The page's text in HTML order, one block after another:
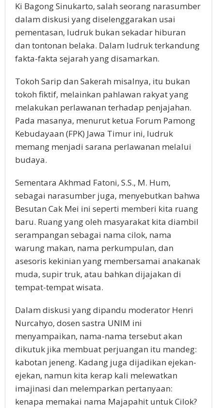
Ki Bagong Sinukarto, salah seorang narasumber
dalam diskusi yang diselenggarakan usai
pementasan, ludruk bukan sekadar hiburan
dan tontonan belaka. Dalam ludruk terkandung
fakta-fakta sejarah yang disamarkan.
Tokoh Sarip dan Sakerah misalnya, itu bukan
tokoh fiktif, melainkan pahlawan rakyat yang
melakukan perlawanan terhadap penjajahan.
Pada masanya, menurut ketua Forum Pamong
Kebudayaan (FPK) Jawa Timur ini, ludruk
memang menjadi sarana perlawanan melalui
budaya.
Sementara Akhmad Fatoni, S.S., M. Hum,
sebagai narasumber juga, menyebutkan bahwa
Besutan Cak Mei ini seperti memberi kita ruang
baru. Ruang yang oleh masyarakat kita diambil
serampangan sebagai nama cilok, nama
warung makan, nama perkumpulan, dan
asesoris kekinian yang membersamai anakanak
muda, supir truk, atau bahkan dijajakan di
tempat-tempat wisata.
Dalam diskusi yang dipandu moderator Henri
Nurcahyo, dosen sastra UNIM ini
menyampaikan, nama-nama tersebut akan
dikutuk jika membuat perjuangan itu mandeg:
kabotan jeneng. Kadang juga dijadikan ejekan-
ejekan, namun kita kerap kali melewatkan
imajinasi dan melemparkan pertanyaan:
kenapa memakai nama Majapahit untuk Cilok?